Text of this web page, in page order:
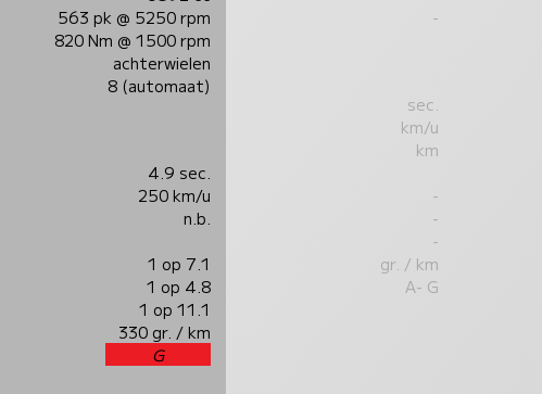
563 pk @ 5250 rpm
820 Nm @ 1500 rpm
achterwielen
8 (automaat)
4.9 sec.
250 km/u
n.b.
1 op 7.1
1 op 4.8
1 op 11.1
330 gr. / km
G
-
sec.
km/u
km
-
-
-
gr. / km
A- G